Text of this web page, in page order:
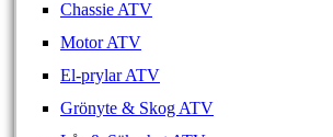
Chassie ATV
Motor ATV
El-prylar ATV
Grönyte & Skog ATV